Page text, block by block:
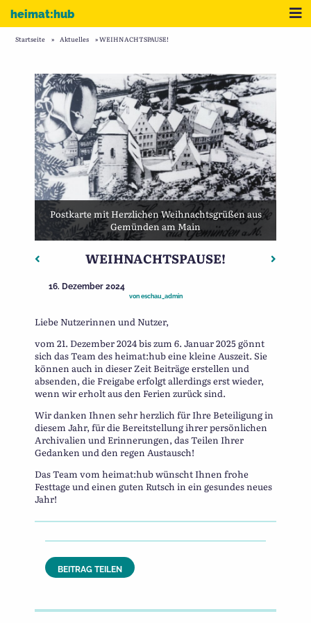
Zum Inhalt
heimat:hub
Startseite » Aktuelles »WEIHNACHTSPAUSE!
Postkarte mit Herzlichen Weihnachtsgrüßen aus
Gemünden am Main
Beitragsnavigation
Vorheriger: Das Projekt „Im Namen der Freiheit“
WEIHNACHTSPAUSE!
16. Dezember 2024
von eschau_admin
Liebe Nutzerinnen und Nutzer,
vom 21. Dezember 2024 bis zum 6. Januar 2025 gönnt
sich das Team des heimat:hub eine kleine Auszeit. Sie
können auch in dieser Zeit Beiträge erstellen und
absenden, die Freigabe erfolgt allerdings erst wieder,
wenn wir erholt aus den Ferien zurück sind.
Wir danken Ihnen sehr herzlich für Ihre Beteiligung in
diesem Jahr, für die Bereitstellung ihrer persönlichen
Archivalien und Erinnerungen, das Teilen Ihrer
Gedanken und den regen Austausch!
Das Team vom heimat:hub wünscht Ihnen frohe
Festtage und einen guten Rutsch in ein gesundes neues
Jahr!
BEITRAG TEILEN